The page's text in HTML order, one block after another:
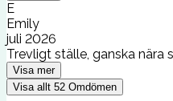
E
Emily
juli 2026
Trevligt ställe, ganska nära
Visa mer
Visa allt 52 Omdömen